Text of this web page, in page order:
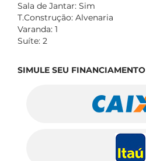
Sala de Jantar: Sim
T.Construção: Alvenaria
Varanda: 1
Suíte: 2
SIMULE SEU FINANCIAMENTO